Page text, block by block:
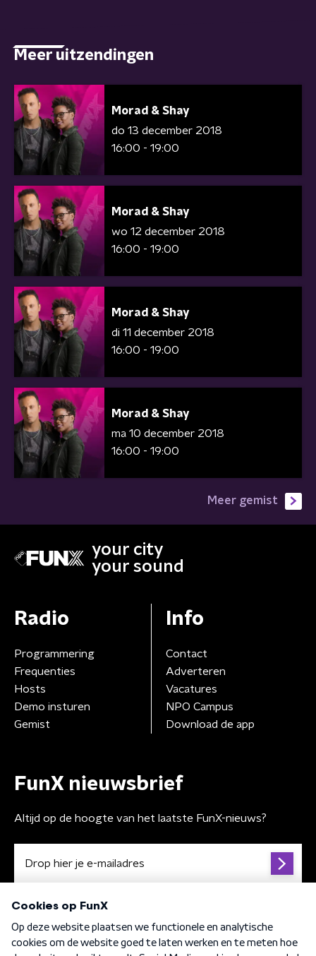
Meer uitzendingen
Morad & Shay
do 13 december 2018
16:00 - 19:00
Morad & Shay
wo 12 december 2018
16:00 - 19:00
Morad & Shay
di 11 december 2018
16:00 - 19:00
Morad & Shay
ma 10 december 2018
16:00 - 19:00
Meer gemist
your city
your sound
Radio
Programmering
Frequenties
Hosts
Demo insturen
Gemist
Info
Contact
Adverteren
Vacatures
NPO Campus
Download de app
FunX nieuwsbrief
Altijd op de hoogte van het laatste FunX-nieuws?